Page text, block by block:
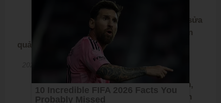
Chia sẻ file APK YouTube
ReVanced 19.09.3 mới nhất, sửa
lỗi và cải thiện khả năng chặn
quảng cáo, mời anh em tải về
2024-03-28 16:30:00
Xuất hiện mã độc Chameleon,
chặn tính năng nhận diện vân